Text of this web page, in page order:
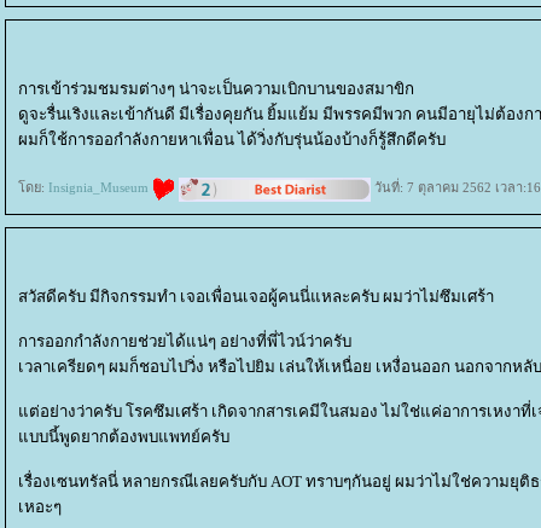
การเข้าร่วมชมรมต่างๆ น่าจะเป็นความเบิกบานของสมาขิก
ดูจะรื่นเริงและเข้ากันดี มีเรื่องคุยกัน ยิ้มแย้ม มีพรรคมีพวก คนมีอายุไม่ต้องก
ผมก็ใช้การออกำลังกายหาเพื่อน ได้วิ่งกับรุ่นน้องบ้างก็รู้สึกดีครับ
ดย: Insignia_Museum วันที่: 7 ตุลาคม 2562 เวลา
สวัสดีครับ มีกิจกรรมทำ เจอเพื่อนเจอผู้คนนี่แหละครับ ผมว่าไม่ซึมเศร้า
การออกกำลังกายช่วยได้แน่ๆ อย่างที่พี่ไวน์ว่าครับ
เวลาเครียดๆ ผมก็ชอบไปวิ่ง หรือไปยิม เล่นให้เหนื่อย เหงื่อนออก นอกจาก
ต่อย่างว่าครับ โรคซึมเศร้า เกิดจากสารเคมีในสมอง ไม่ใช่แค่อาการเหงา
บบนี้พูดยากต้องพบแพทย์ครับ
เรื่องเซนทรัลนี่ หลายกรณีเลยครับกับ AOT ทราบๆกันอยู่ ผมว่าไม่ใช่ความยุ
เหอะๆ